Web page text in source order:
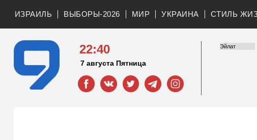
ИЗРАИЛЬ ВЫБОРЫ-2026 МИР УКРАИНА СТИЛЬ
22:40
7 августа Пятница